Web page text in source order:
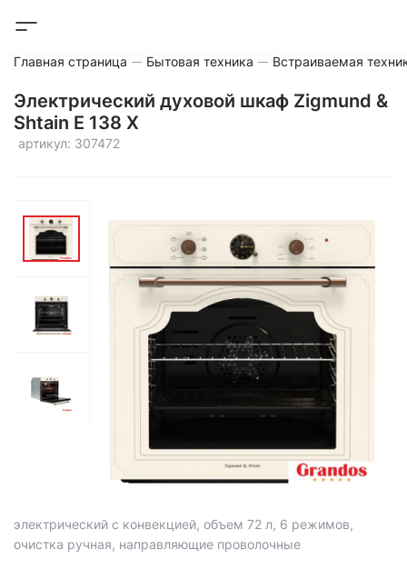
Главная страница Бытовая техника Встраиваемая
Электрический духовой шкаф Zigmund &
Shtain E 138 X
артикул: 307472
электрический с конвекцией, объем 72 л, 6 режимов,
очистка ручная, направляющие проволочные